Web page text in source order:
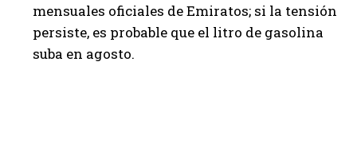
mensuales oficiales de Emiratos; si la tensión
persiste, es probable que el litro de gasolina
suba en agosto.